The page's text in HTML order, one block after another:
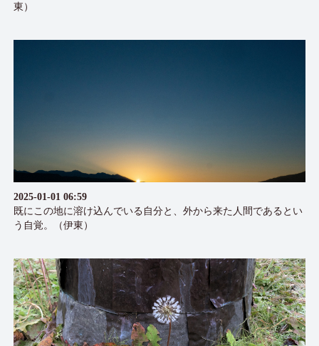
東）
2025-01-01 06:59
既にこの地に溶け込んでいる自分と、外から来た人間であるとい
う自覚。（伊東）